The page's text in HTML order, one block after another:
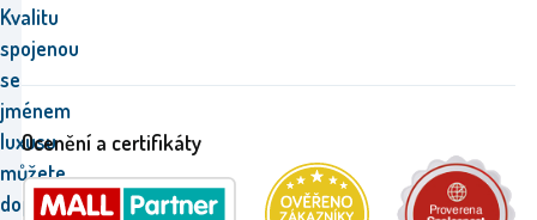
Kvalitu
spojenou
se
jménem
luxusu
můžete
dopřát
Ocenění a certifikáty